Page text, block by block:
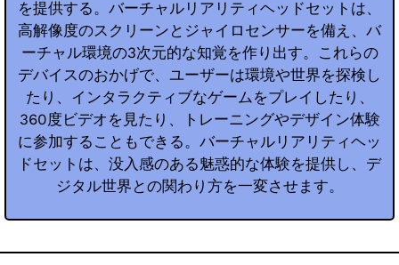
を提供する。バーチャルリアリティヘッドセットは、
高解像度のスクリーンとジャイロセンサーを備え、バ
ーチャル環境の3次元的な知覚を作り出す。これらの
デバイスのおかげで、ユーザーは環境や世界を探検し
たり、インタラクティブなゲームをプレイしたり、
360度ビデオを見たり、トレーニングやデザイン体験
に参加することもできる。バーチャルリアリティヘッ
ドセットは、没入感のある魅惑的な体験を提供し、デ
ジタル世界との関わり方を一変させます。